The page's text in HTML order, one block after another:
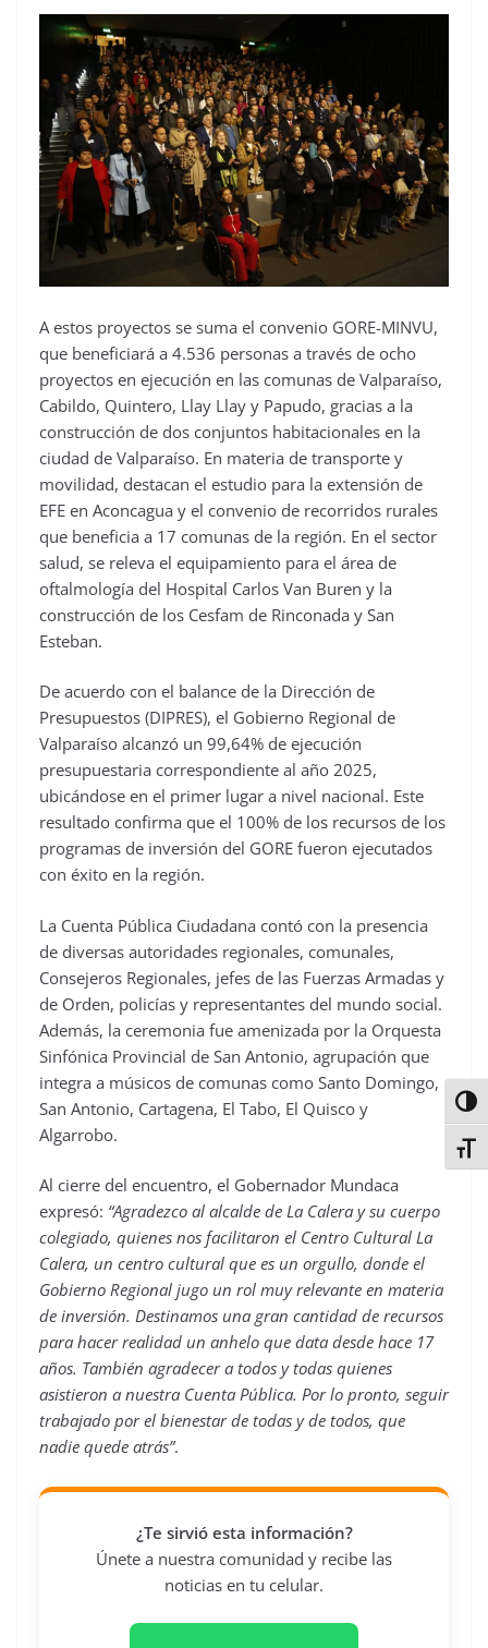
A estos proyectos se suma el convenio GORE-MINVU,
que beneficiará a 4.536 personas a través de ocho
proyectos en ejecución en las comunas de Valparaíso,
Cabildo, Quintero, Llay Llay y Papudo, gracias a la
construcción de dos conjuntos habitacionales en la
ciudad de Valparaíso. En materia de transporte y
movilidad, destacan el estudio para la extensión de
EFE en Aconcagua y el convenio de recorridos rurales
que beneficia a 17 comunas de la región. En el sector
salud, se releva el equipamiento para el área de
oftalmología del Hospital Carlos Van Buren y la
construcción de los Cesfam de Rinconada y San
Esteban.
De acuerdo con el balance de la Dirección de
Presupuestos (DIPRES), el Gobierno Regional de
Valparaíso alcanzó un 99,64% de ejecución
presupuestaria correspondiente al año 2025,
ubicándose en el primer lugar a nivel nacional. Este
resultado confirma que el 100% de los recursos de los
programas de inversión del GORE fueron ejecutados
con éxito en la región.
La Cuenta Pública Ciudadana contó con la presencia
de diversas autoridades regionales, comunales,
Consejeros Regionales, jefes de las Fuerzas Armadas y
de Orden, policías y representantes del mundo social.
Además, la ceremonia fue amenizada por la Orquesta
Sinfónica Provincial de San Antonio, agrupación que
integra a músicos de comunas como Santo Domingo,
San Antonio, Cartagena, El Tabo, El Quisco y
Algarrobo.
Al cierre del encuentro, el Gobernador Mundaca
expresó: “Agradezco al alcalde de La Calera y su cuerpo
colegiado, quienes nos facilitaron el Centro Cultural La
Calera, un centro cultural que es un orgullo, donde el
Gobierno Regional jugo un rol muy relevante en materia
de inversión. Destinamos una gran cantidad de recursos
para hacer realidad un anhelo que data desde hace 17
años. También agradecer a todos y todas quienes
asistieron a nuestra Cuenta Pública. Por lo pronto, seguir
trabajado por el bienestar de todas y de todos, que
nadie quede atrás”.
¿Te sirvió esta información?
Únete a nuestra comunidad y recibe las
noticias en tu celular.